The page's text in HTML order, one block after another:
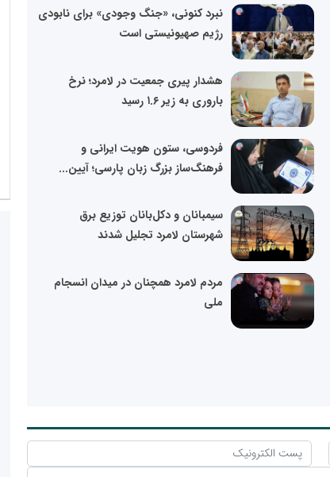
نبرد کنونی، «جنگ وجودی» برای نابودی
رژیم صهیونیستی است
هشدار پیری جمعیت در لامرد؛ نرخ
باروری به زیر ۱.۶ رسید
فردوسی، ستون هویت ایرانی و
فرهنگ‌ساز بزرگ زبان پارسی؛ آیین...
سیمبانان و دکل‌بانان توزیع برق
شهرستان لامرد تجلیل شدند
مردم لامرد همچنان در میدان انسجام
ملی